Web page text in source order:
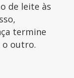
de leite às
termine
o outro.